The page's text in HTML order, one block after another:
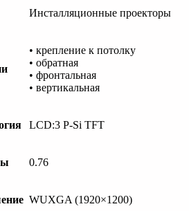
Инсталляционные проекторы
• крепление к потолку
• обратная
• фронтальная
• вертикальная
LCD:3 P-Si TFT
0.76
WUXGA (1920×1200)